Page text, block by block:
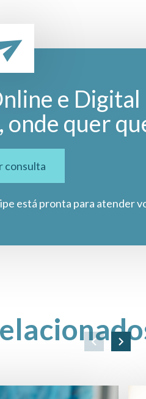
e Digital
quer
consulta
está pronta para atender